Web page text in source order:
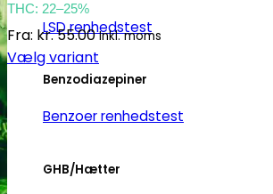
LSD renhedstest
Benzodiazepiner
Benzoer renhedstest
GHB/Hætter
THC: 22–25%
Fra: kr.55.00 Inkl. moms
Vælg variant
Dette
vare
har
flere
varianter.